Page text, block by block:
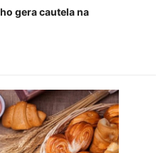
gera cautela na